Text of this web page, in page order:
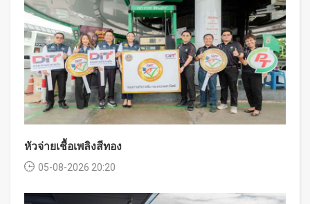
หัวจ่ายเชื้อเพลิงสีทอง
05-08-2026 20:20